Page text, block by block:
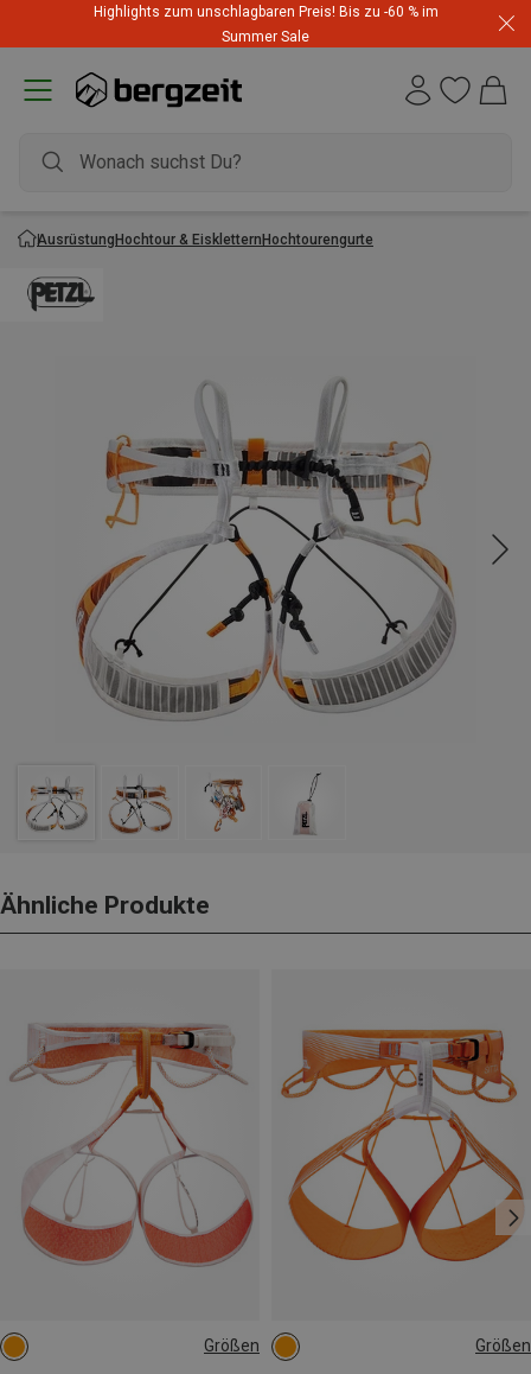
Highlights zum unschlagbaren Preis! Bis zu -60 % im
Summer Sale
AusrüstungHochtour & EiskletternHochtourengurte
Ähnliche Produkte
Größen
65-71CM Größen
65-71CM